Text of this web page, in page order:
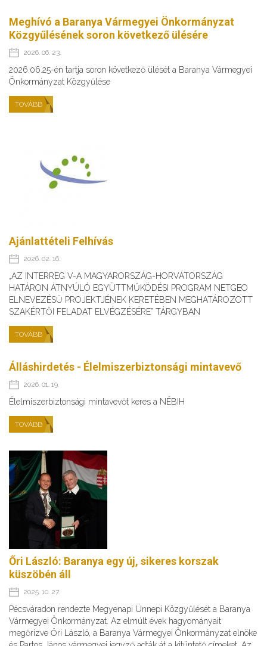
Meghívó a Baranya Vármegyei Önkormányzat
Közgyűlésének soron következő ülésére
2026. 06. 23.
2026.06.25-én tartja soron következő ülését a Baranya Vármegyei
Önkormányzat Közgyűlése
TOVÁBB
Ajánlattételi Felhívás
2026. 02. 16.
„AZ INTERREG V-A MAGYARORSZÁG-HORVÁTORSZÁG
HATÁRON ÁTNYÚLÓ EGYÜTTMŰKÖDÉSI PROGRAM NETGEO
ELNEVEZÉSŰ PROJEKTJÉNEK KERETÉBEN MEGHATÁROZOTT
SZAKÉRTŐI FELADAT ELVÉGZÉSÉRE” TÁRGYBAN
TOVÁBB
Álláshirdetés - Élelmiszerbiztonsági mintavevő
2026. 01. 19.
Élelmiszerbiztonsági mintavevőt keres a NÉBIH
TOVÁBB
Őri László: Baranya egy új, sikeres korszak
küszöbén áll
2025. 10. 27.
Pécsváradon rendezte Megyenapi Ünnepi Közgyűlését a Baranya
Vármegyei Önkormányzat. Az elmúlt évek hagyományait
megőrizve Őri László, a Baranya Vármegyei Önkormányzat elnöke